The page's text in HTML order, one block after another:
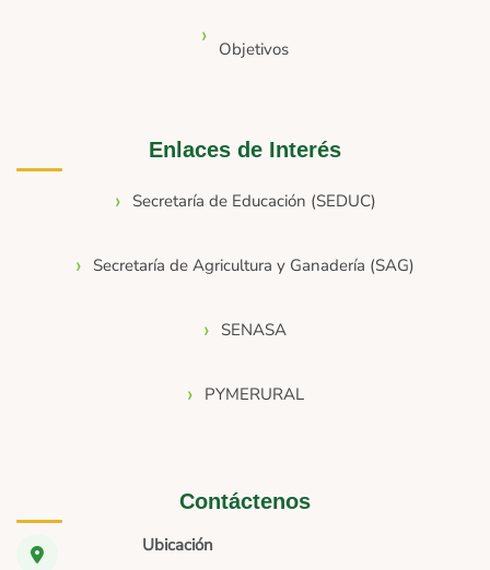
Objetivos
Enlaces de Interés
Secretaría de Educación (SEDUC)
Secretaría de Agricultura y Ganadería (SAG)
SENASA
PYMERURAL
Contáctenos
Ubicación